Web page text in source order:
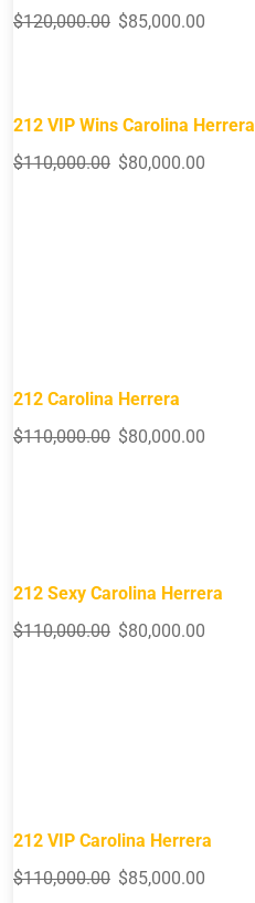
$120,000.00 $85,000.00
212 VIP Wins Carolina Herrera
$110,000.00 $80,000.00
212 Carolina Herrera
$110,000.00 $80,000.00
212 Sexy Carolina Herrera
$110,000.00 $80,000.00
212 VIP Carolina Herrera
$110,000.00 $85,000.00